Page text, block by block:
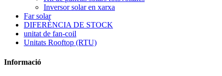
Inversor solar en xarxa
Far solar
DIFERÈNCIA DE STOCK
unitat de fan-coil
Unitats Rooftop (RTU)
Informació